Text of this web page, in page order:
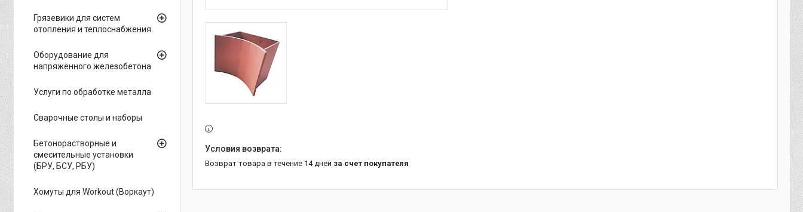
возврат товара в течение 14 дней за счет покупателя
Грязевики для систем
отопления и теплоснабжения
Оборудование для
напряжённого железобетона
Услуги по обработке металла
Сварочные столы и наборы
Бетонорастворные и
смесительные установки
(БРУ, БСУ, РБУ)
Хомуты для Workout (Воркаут)